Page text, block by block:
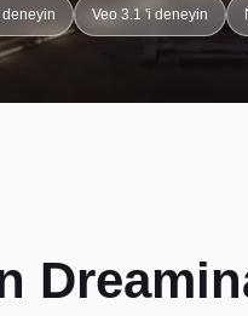
deneyin Veo 3.1 'i deneyin